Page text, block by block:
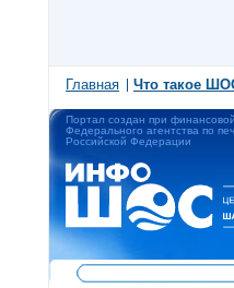
Главная Что такое
Портал создан при
Федерального агентства по
Российской Федерации